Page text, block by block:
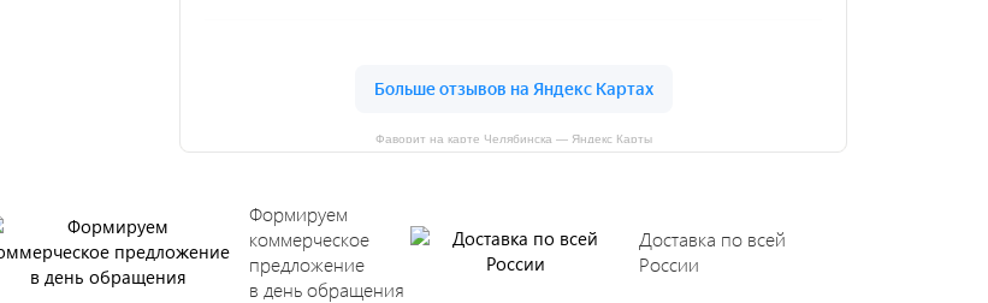
Фаворит на карте Челябинска — Яндекс Карты
Формируем
коммерческое
предложение
в день обращения
Доставка по всей
России